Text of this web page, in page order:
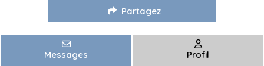
Partagez
Messages Profil